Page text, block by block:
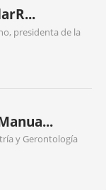
presidenta de la
y Gerontología